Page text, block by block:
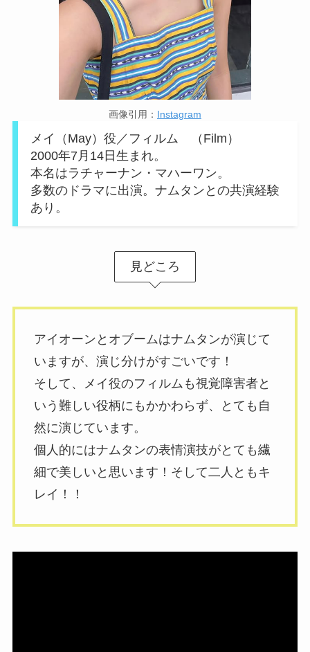
画像引用： Instagram
メイ（May）役／フィルム （Film）
2000年7月14日生まれ。
本名はラチャーナン・マハーワン。
多数のドラマに出演。ナムタンとの共演経験
あり。
見どころ
アイオーンとオブームはナムタンが演じて
いますが、演じ分けがすごいです！
そして、メイ役のフィルムも視覚障害者と
いう難しい役柄にもかかわらず、とても自
然に演じています。
個人的にはナムタンの表情演技がとても繊
細で美しいと思います！そして二人ともキ
レイ！！